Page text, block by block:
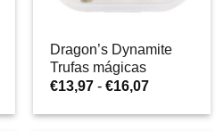
Dragon’s Dynamite
Trufas mágicas
€13,97 - €16,07Gama
preços: